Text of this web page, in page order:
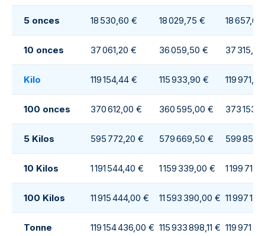
5 onces 18 530,60 € 18 029,75 € 18
10 onces 37 061,20 € 36 059,50 € 37
Kilo 119 154,44 € 115 933,90 € 119
100 onces 370 612,00 € 360 595,00 € 373
5 Kilos 595 772,20 € 579 669,50 € 599
10 Kilos 1 191 544,40 € 1 159 339,00 € 1 199
100 Kilos 11 915 444,00 € 11 593 390,00 € 11 997
Tonne 119 154 436,00 € 115 933 898,11 € 119 971